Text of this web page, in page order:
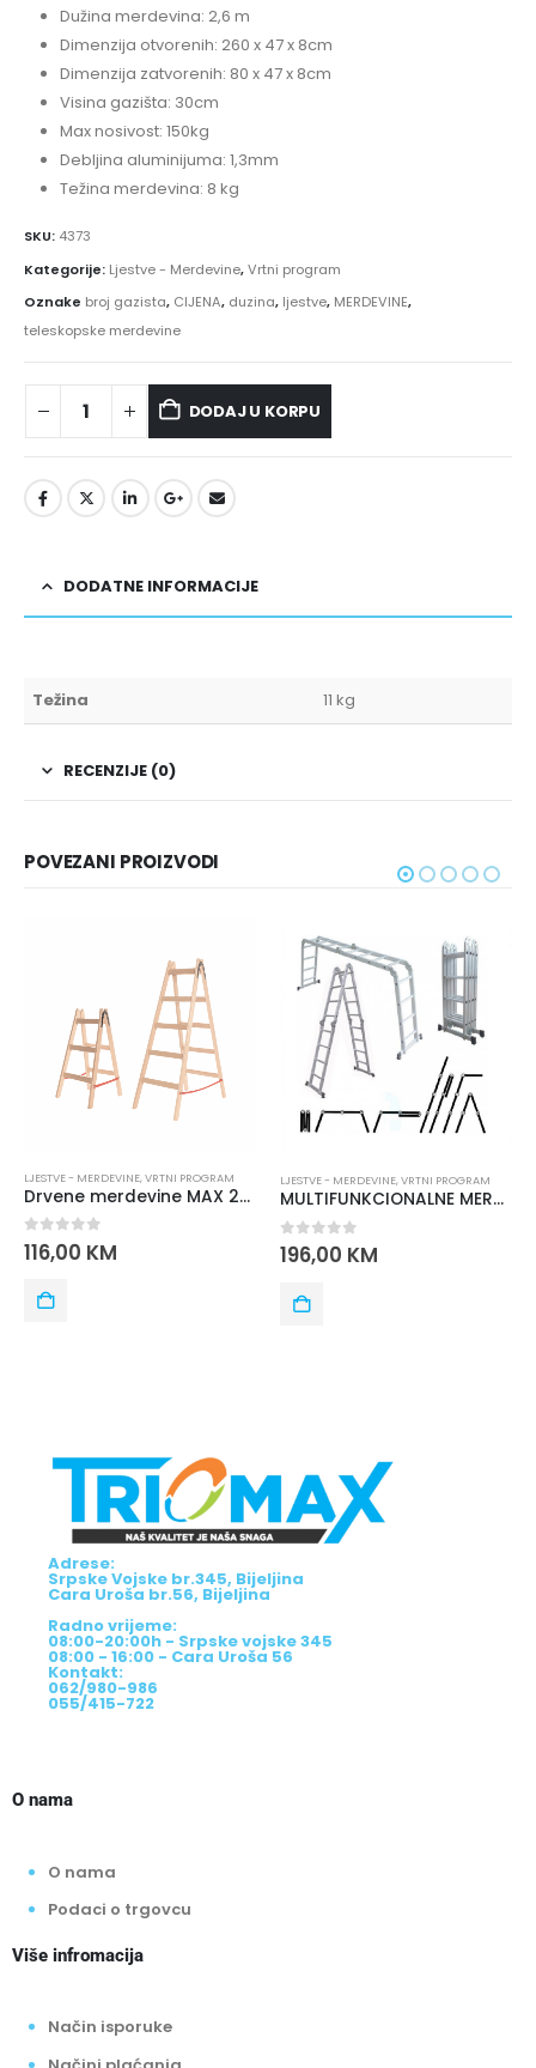
Dužina merdevina: 2,6 m
Dimenzija otvorenih: 260 x 47 x 8cm
Dimenzija zatvorenih: 80 x 47 x 8cm
Visina gazišta: 30cm
Max nosivost: 150kg
Debljina aluminijuma: 1,3mm
Težina merdevina: 8 kg
SKU: 4373
Kategorije: Ljestve - Merdevine,Vrtni program
Oznake broj gazista, CIJENA, duzina, ljestve, MERDEVINE,
teleskopske merdevine
DODAJ U KORPU
DODATNE INFORMACIJE
Težina 11 kg
RECENZIJE (0)
POVEZANI PROIZVODI
LJESTVE - MERDEVINE,VRTNI PROGRAM
Drvene merdevine MAX 2X5
0out of 5
116,00 KM
LJESTVE - MERDEVINE,VRTNI PROGRAM
MULTIFUNKCIONALNE MERDEVINE ALU 4*1 m
0out of 5
196,00 KM
Adrese:
Srpske Vojske br.345, Bijeljina
Cara Uroša br.56, Bijeljina
Radno vrijeme:
08:00-20:00h - Srpske vojske 345
08:00 - 16:00 - Cara Uroša 56
Kontakt:
062/980-986
055/415-722
O nama
O nama
Podaci o trgovcu
Više infromacija
Način isporuke